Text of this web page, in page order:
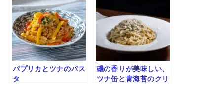
パプリカとツナのパス
タ
磯の香りが美味しい、
ツナ缶と青海苔のクリ